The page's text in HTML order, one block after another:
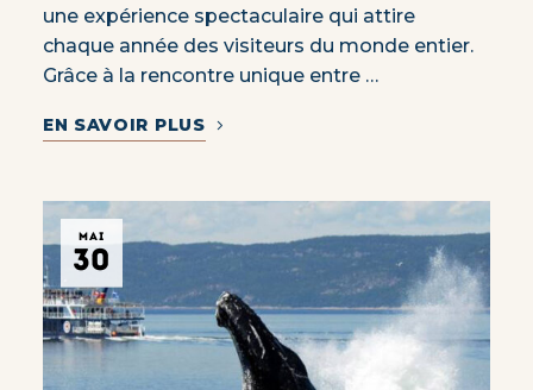
une expérience spectaculaire qui attire
chaque année des visiteurs du monde entier.
Grâce à la rencontre unique entre …
EN SAVOIR PLUS
MAI
30